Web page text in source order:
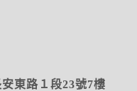
東路１段23號7樓